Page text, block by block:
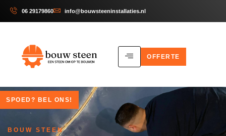
06 29179860 info@bouwsteeninstallaties.nl
OFFERTE
SPOED? BEL ONS!
BOUW STEEN